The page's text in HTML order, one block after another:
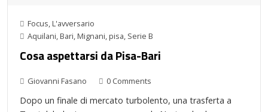
Focus L'avversario
Aquilani Bari Mignani pisa Serie B
Cosa aspettarsi da Pisa-Bari
Giovanni Fasano 0 Comments
Dopo un finale di mercato turbolento, una trasferta a